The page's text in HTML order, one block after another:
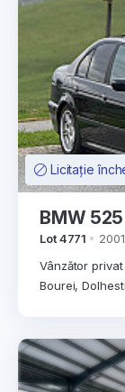
Licitație
BMW 525
Lot 4771 2001
Vânzător
Bourei,